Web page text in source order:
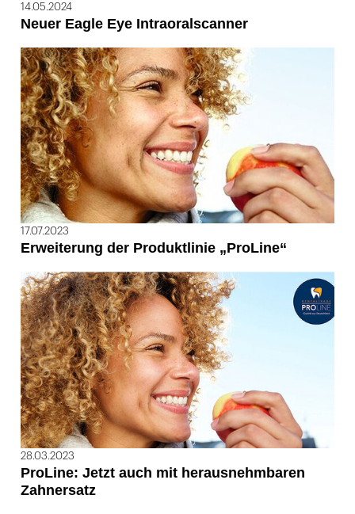
14.05.2024
Neuer Eagle Eye Intraoralscanner
17.07.2023
Erweiterung der Produktlinie „ProLine“
28.03.2023
ProLine: Jetzt auch mit herausnehmbaren
Zahnersatz